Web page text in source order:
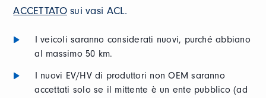
ACCETTATOsui vasi ACL.
I veicoli saranno considerati nuovi, purché abbiano
al massimo 50 km.
I nuovi EV/HV di produttori non OEM saranno
accettati solo se il mittente è un ente pubblico (ad